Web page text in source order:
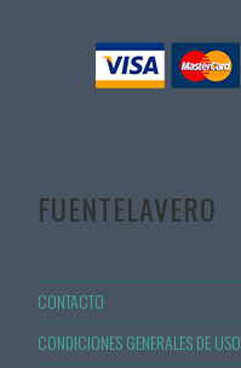
FUENTELAVERO
CONTACTO
CONDICIONES GENERALES DE USO